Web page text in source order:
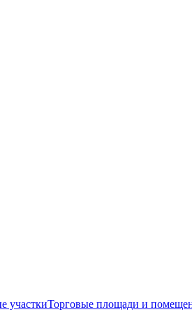
участкиТорговые площади и